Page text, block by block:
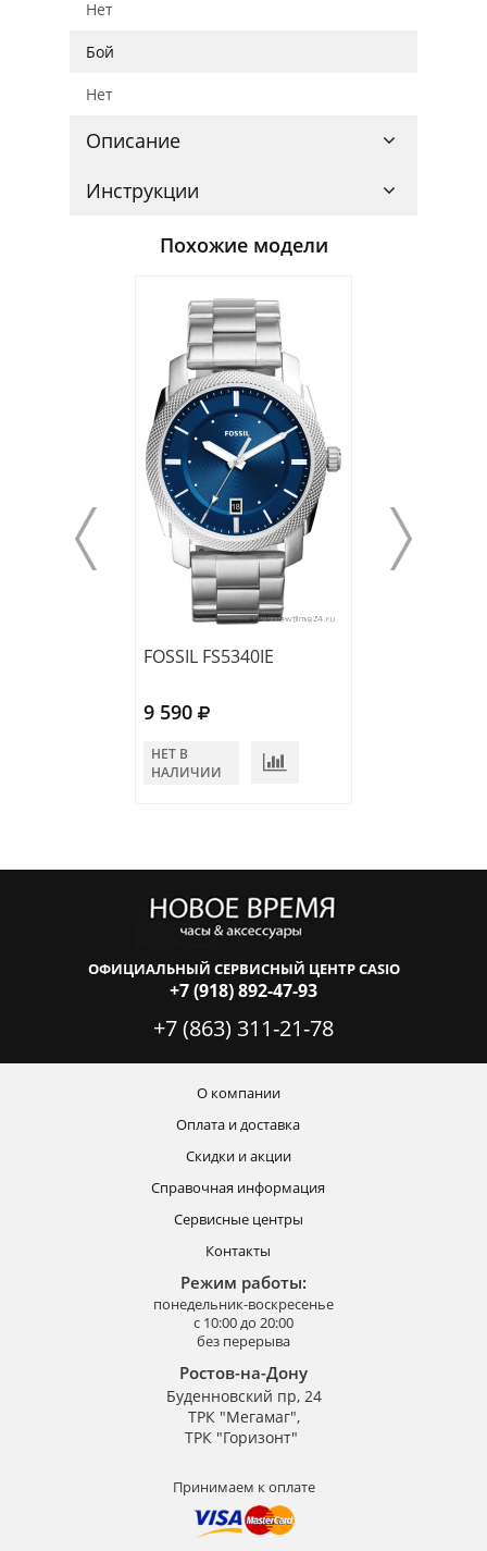
Нет
Бой
Нет
Описание
Инструкции
Похожие модели
FOSSIL FS5340IE
9 590
НЕТ В
НАЛИЧИИ
ОФИЦИАЛЬНЫЙ СЕРВИСНЫЙ ЦЕНТР CASIO
+7 (918) 892-47-93
+7 (863) 311-21-78
О компании
Оплата и доставка
Скидки и акции
Справочная информация
Сервисные центры
Контакты
Режим работы:
понедельник-воскресенье
с 10:00 до 20:00
без перерыва
Ростов-на-Дону
Буденновский пр, 24
ТРК "Мегамаг",
ТРК "Горизонт"
Принимаем к оплате